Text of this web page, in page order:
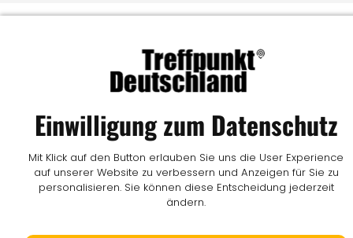
Einwilligung zum Datenschutz
Mit Klick auf den Button erlauben Sie uns die User Experience
auf unserer Website zu verbessern und Anzeigen für Sie zu
personalisieren. Sie können diese Entscheidung jederzeit
ändern.